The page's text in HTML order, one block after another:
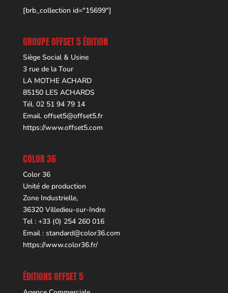
[brb_collection id="15699"]
GROUPE OFFSET 5 ÉDITION
Siège Social & Usine
3 rue de la Tour
LA MOTHE ACHARD
85150 LES ACHARDS
Tél. 02 51 94 79 14
Email. offset5@offset5.fr
https://www.offset5.com
COLOR 36
Color 36
Unité de production
Zone Industrielle,
36320 Villedieu-sur-Indre
Tel : +33 (0) 254 260 016
Email : standard@color36.com
https://www.color36.fr/
ÉDITIONS OFFSET 5